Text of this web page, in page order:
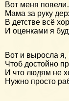
Вот меня
Мама за руку
В детстве всё
И оценками я
Вот и выросла я,
Чтоб достойно
И что людям не
Нужно просто